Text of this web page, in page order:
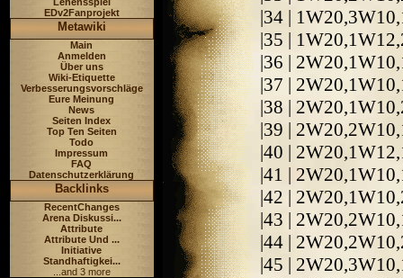
EDv2Fanprojekt
Metawiki
Main
Anmelden
Über uns
Wiki-Etiquette
Verbesserungsvorschläge
Eure Meinung
News
Seiten Index
Top Ten Seiten
Todo
Impressum
FAQ
Datenschutzerklärung
Backlinks
RecentChanges
Arena Diskussi...
Attribute
Attribute Und ...
Initiative
Standhaftigkei...
...and 3 more
|34 |
|35 |
|36 |
|37 |
|38 |
|39 |
|40 |
|41 |
|42 |
|43 |
|44 |
|45 |